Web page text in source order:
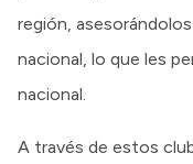
región,
nacional, lo que les
nacional.
A través de estos